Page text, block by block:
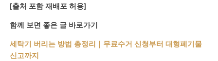
[출처 포함 재배포 허용]
함께 보면 좋은 글 바로가기
세탁기 버리는 방법 총정리｜무료수거 신청부터 대형폐기물
신고까지